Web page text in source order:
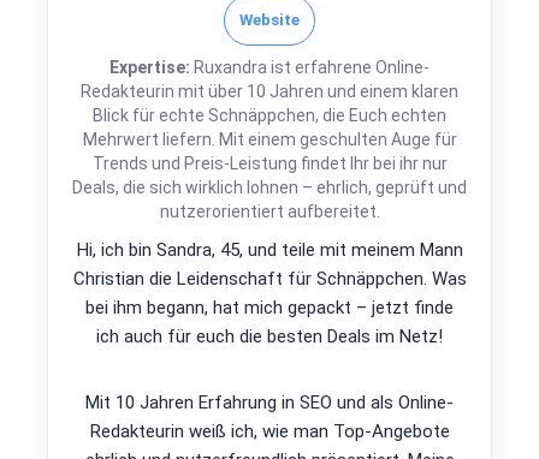
Website
Expertise: Ruxandra ist erfahrene Online-
Redakteurin mit über 10 Jahren und einem klaren
Blick für echte Schnäppchen, die Euch echten
Mehrwert liefern. Mit einem geschulten Auge für
Trends und Preis-Leistung findet Ihr bei ihr nur
Deals, die sich wirklich lohnen – ehrlich, geprüft und
nutzerorientiert aufbereitet.
Hi, ich bin Sandra, 45, und teile mit meinem Mann
Christian die Leidenschaft für Schnäppchen. Was
bei ihm begann, hat mich gepackt – jetzt finde
ich auch für euch die besten Deals im Netz!
Mit 10 Jahren Erfahrung in SEO und als Online-
Redakteurin weiß ich, wie man Top-Angebote